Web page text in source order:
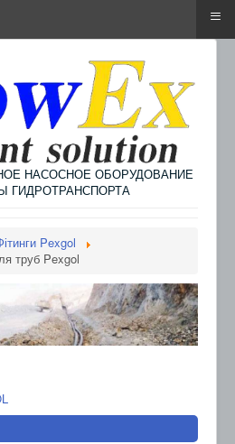
НАСОСНОЕ ОБОРУДОВАНИЕ
ГИДРОТРАНСПОРТА
Pexgol
труб Pexgol
≡
≡